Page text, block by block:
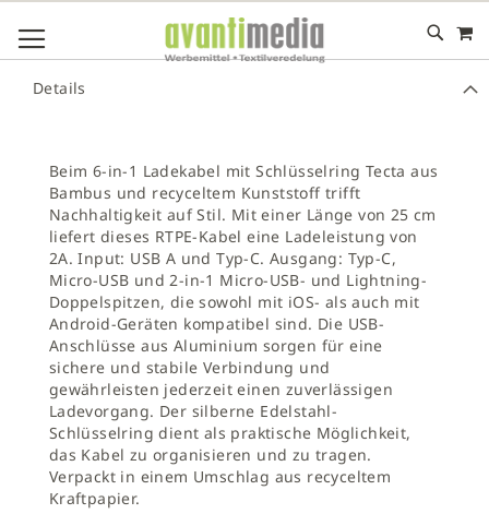
DIREKT
ZUM
# DRÜCKEN SIE DIE EINGABETASTE, UM DIE SUCHE ZU
Details
Beim 6-in-1 Ladekabel mit Schlüsselring Tecta aus
Bambus und recyceltem Kunststoff trifft
Nachhaltigkeit auf Stil. Mit einer Länge von 25 cm
liefert dieses RTPE-Kabel eine Ladeleistung von
2A. Input: USB A und Typ-C. Ausgang: Typ-C,
Micro-USB und 2-in-1 Micro-USB- und Lightning-
Doppelspitzen, die sowohl mit iOS- als auch mit
Android-Geräten kompatibel sind. Die USB-
Anschlüsse aus Aluminium sorgen für eine
sichere und stabile Verbindung und
gewährleisten jederzeit einen zuverlässigen
Ladevorgang. Der silberne Edelstahl-
Schlüsselring dient als praktische Möglichkeit,
das Kabel zu organisieren und zu tragen.
Verpackt in einem Umschlag aus recyceltem
Kraftpapier.